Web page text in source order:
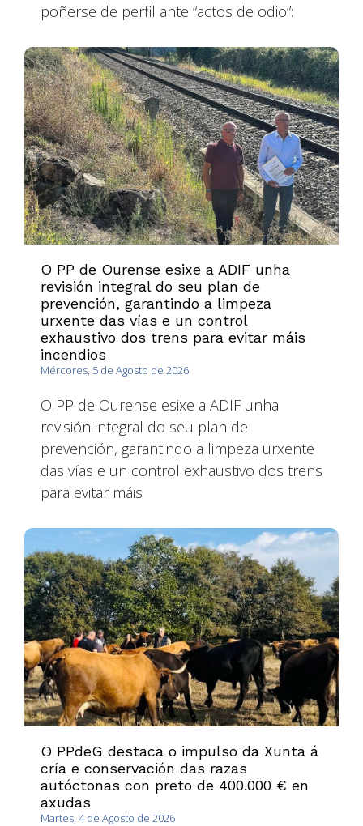
poñerse de perfil ante “actos de odio”:
O PP de Ourense esixe a ADIF unha
revisión integral do seu plan de
prevención, garantindo a limpeza
urxente das vías e un control
exhaustivo dos trens para evitar máis
incendios
Mércores, 5 de Agosto de 2026
O PP de Ourense esixe a ADIF unha
revisión integral do seu plan de
prevención, garantindo a limpeza urxente
das vías e un control exhaustivo dos trens
para evitar máis
O PPdeG destaca o impulso da Xunta á
cría e conservación das razas
autóctonas con preto de 400.000 € en
axudas
Martes, 4 de Agosto de 2026